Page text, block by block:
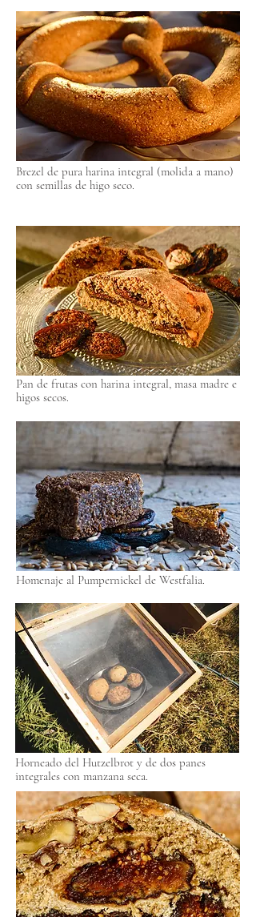
Brezel de pura harina integral (molida a mano)
con semillas de higo seco.
Pan de frutas con harina integral, masa madre e
higos secos.
Homenaje al Pumpernickel de Westfalia.
Horneado del Hutzelbrot y de dos panes
integrales con manzana seca.